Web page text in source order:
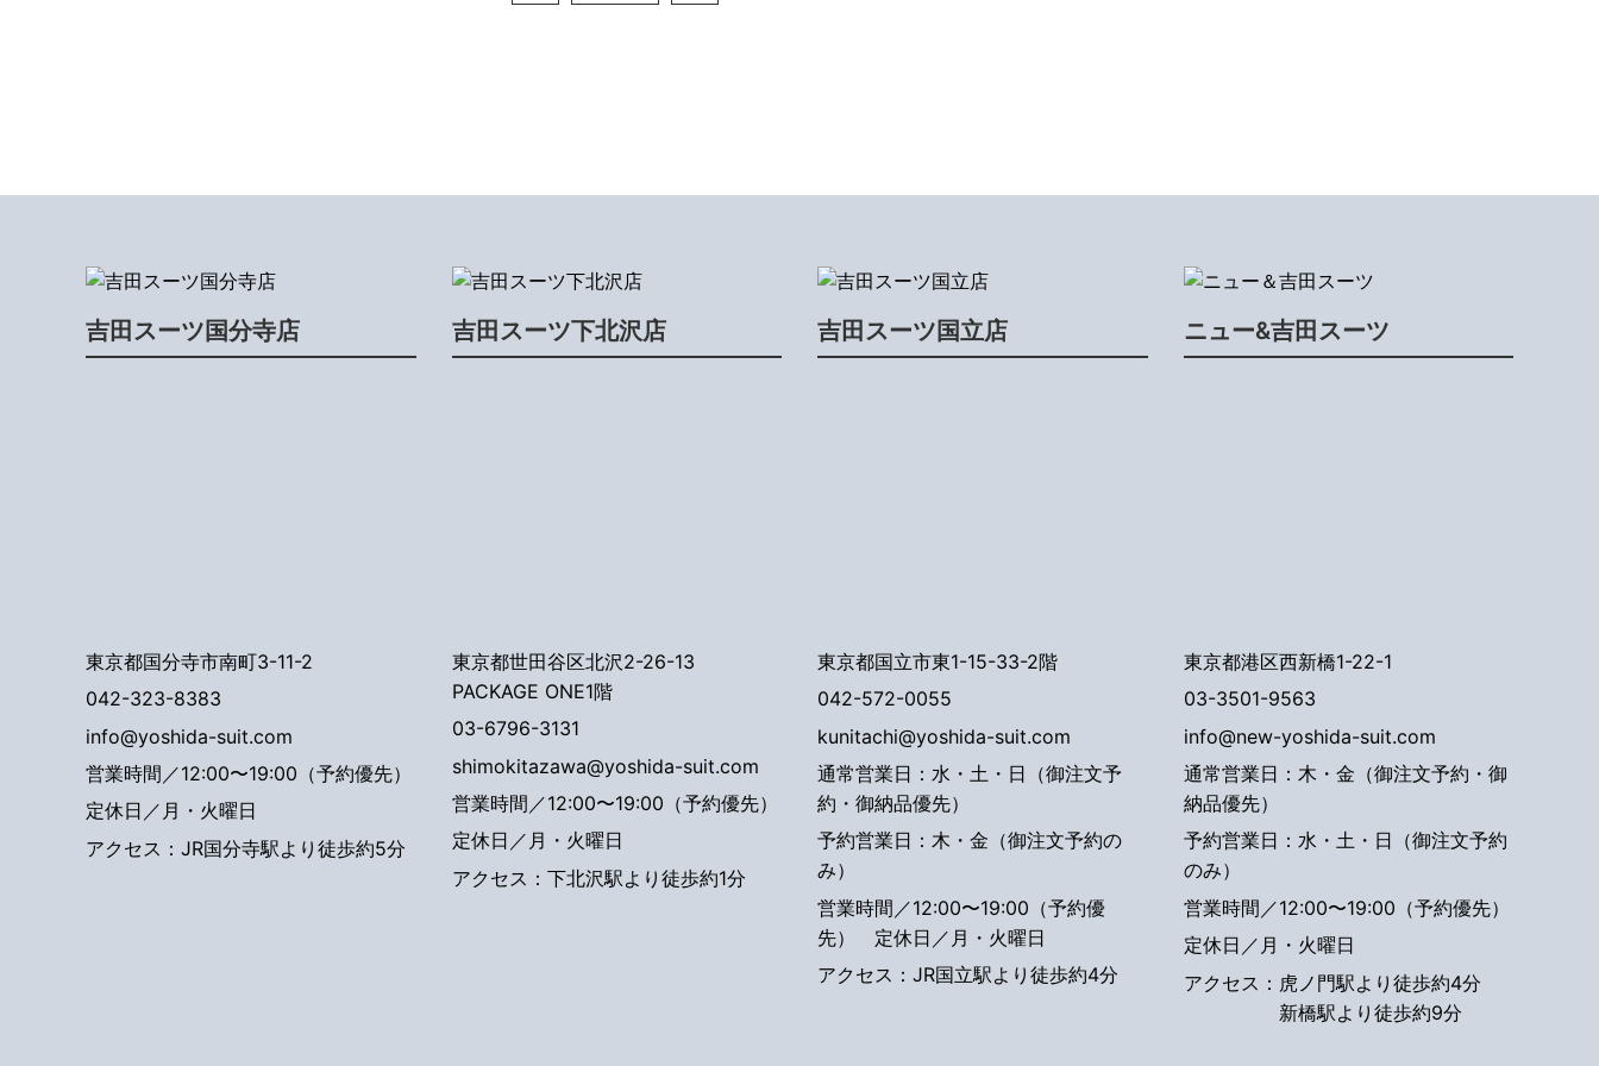
吉田スーツ国分寺店
東京都国分寺市南町3-11-2
042-323-8383
info@yoshida-suit.com
営業時間／12:00〜19:00（予約優先）
定休日／月・火曜日
アクセス：JR国分寺駅より徒歩約5分
吉田スーツ下北沢店
東京都世田谷区北沢2-26-13
PACKAGE ONE1階
03-6796-3131
shimokitazawa@yoshida-suit.com
営業時間／12:00〜19:00（予約優先）
定休日／月・火曜日
アクセス：下北沢駅より徒歩約1分
吉田スーツ国立店
東京都国立市東1-15-33-2階
042-572-0055
kunitachi@yoshida-suit.com
通常営業日：水・土・日（御注文予
約・御納品優先）
予約営業日：木・金（御注文予約の
み）
営業時間／12:00〜19:00（予約優
先） 定休日／月・火曜日
アクセス：JR国立駅より徒歩約4分
ニュー&吉田スーツ
東京都港区西新橋1-22-1
03-3501-9563
info@new-yoshida-suit.com
通常営業日：木・金（御注文予約・御
納品優先）
予約営業日：水・土・日（御注文予約
のみ）
営業時間／12:00〜19:00（予約優先）
定休日／月・火曜日
アクセス： 虎ノ門駅より徒歩約4分
新橋駅より徒歩約9分